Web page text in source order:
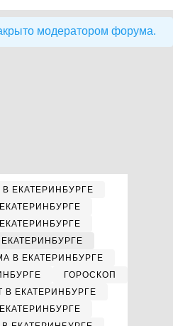
модератором форума.
ЕКАТЕРИНБУРГЕ
В ЕКАТЕРИНБУРГЕ
ГОРОСКОП
В ЕКАТЕРИНБУРГЕ